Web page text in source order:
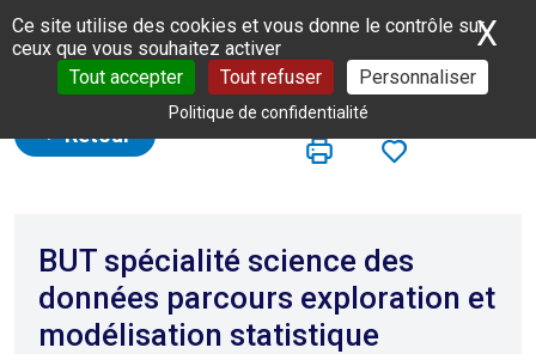
Panneau de gestion des cookies
Ce site utilise des cookies et vous donne le contrôle sur
ceux que vous souhaitez activer
Tout accepter
Tout refuser Personnaliser
Politique de confidentialité
X
Retour
BUT spécialité science des
données parcours exploration et
modélisation statistique